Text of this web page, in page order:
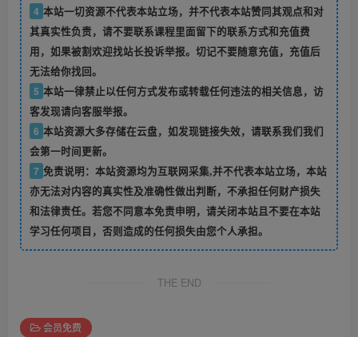
4 本站一切资源不代表本站立场，并不代表本站赞同其观点和对
其真实性负责，请不要联系课程里面留下的联系方式和充值费
用，如果被割欢迎找站长投诉举报。切记不要随意充值，充值后
无法给你找回。
5 本站一律禁止以任何方式发布或转载任何违法的相关信息，访
客发现请向客服举报。
6 本站资源大多存储在云盘，如发现链接失效，请联系我们我们
会第一时间更新。
7 免责说明：本站资源均为互联网采集,并不代表本站立场，本站
亦无法对内容的真实性及准确性做出判断，不承担任何财产损失
和法律责任。若您不同意本免责申明，请关闭本站且不要在本站
学习任何项目，否则造成的任何损失由您个人承担。
THE END
会员免费